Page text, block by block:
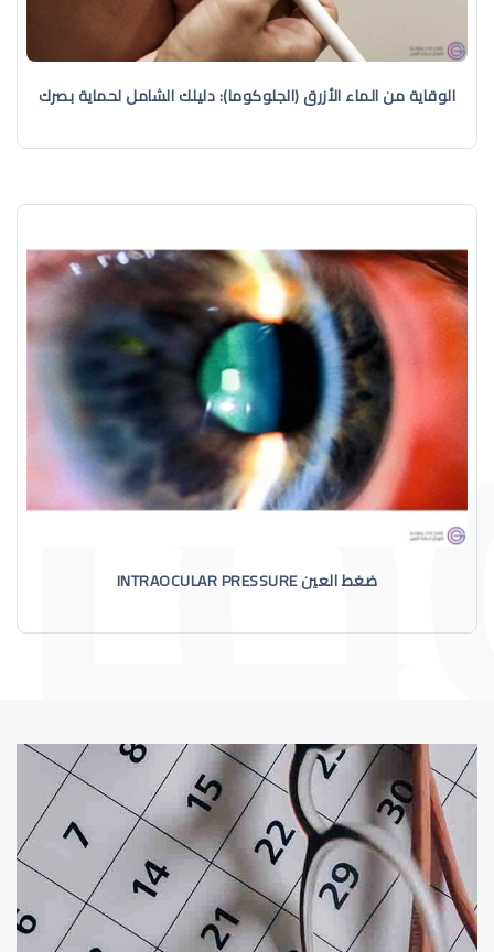
الوقاية من الماء الأزرق (الجلوكوما): دليلك الشامل لحماية بصرك
ضغط العين INTRAOCULAR PRESSURE
أسباب الماء الماء الأزرق